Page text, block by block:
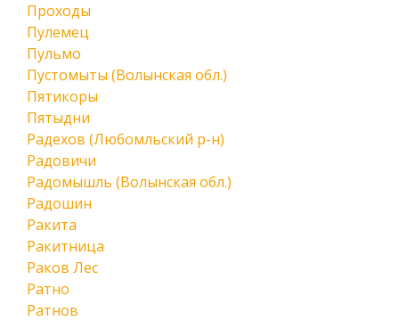
Проходы
Пулемец
Пульмо
Пустомыты (Волынская обл.)
Пятикоры
Пятыдни
Радехов (Любомльский р-н)
Радовичи
Радомышль (Волынская обл.)
Радошин
Ракита
Ракитница
Раков Лес
Ратно
Ратнов